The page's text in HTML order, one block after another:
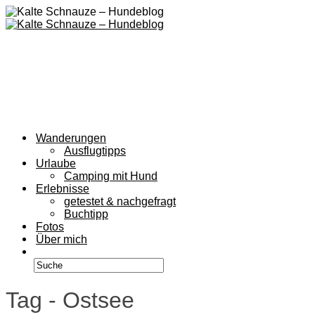
Wanderungen
Ausflugtipps
Urlaube
Camping mit Hund
Erlebnisse
getestet & nachgefragt
Buchtipp
Fotos
Über mich
Tag - Ostsee